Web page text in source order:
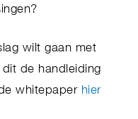
wilt gaan met
de handleiding
whitepaper hier